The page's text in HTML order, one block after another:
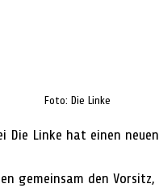
Foto: Die Linke
Die Linke hat einen
gemeinsam den